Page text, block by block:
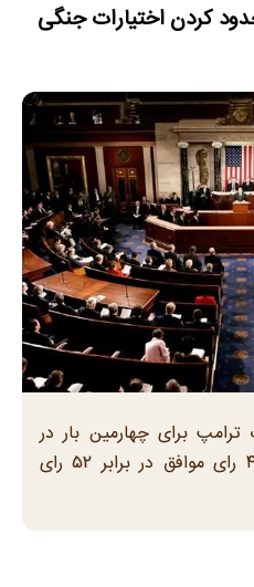
کردن اختیارات جنگی
برای چهارمین بار در
سنا رد شد. این طرح با ۴۷ رای موافق در برابر ۵۲ رای